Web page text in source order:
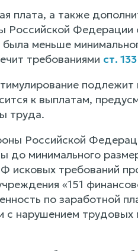
плата, а также
Федерации
меньше
требованиями ст.
подлежит
к выплатам,
труда.
Российской
до минимального
требований
«151
по заработной
с нарушением